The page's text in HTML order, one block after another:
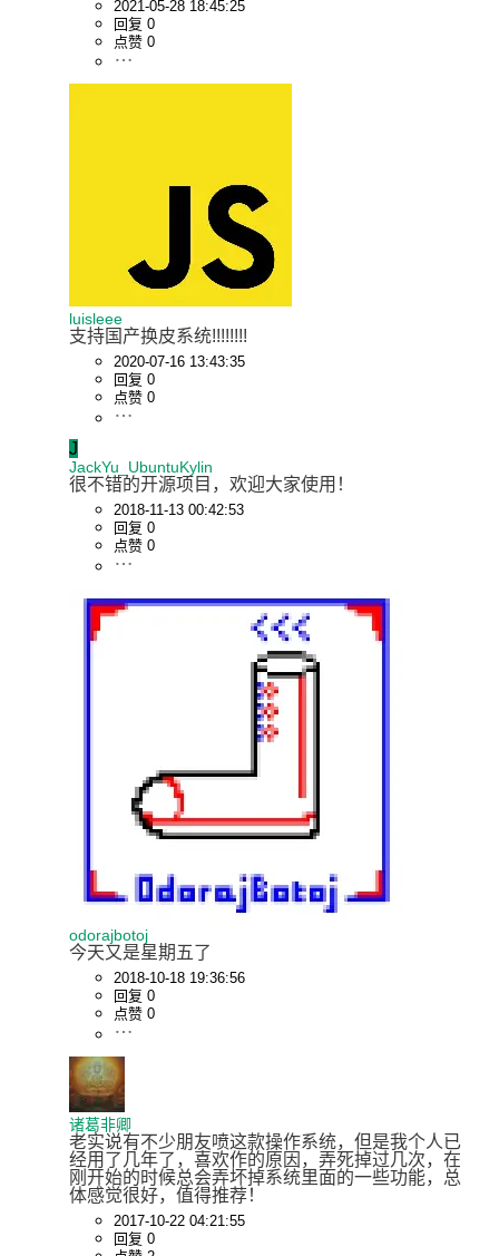
2021-05-28 18:45:25
回复 0
点赞 0
luisleee
支持国产换皮系统!!!!!!!!
2020-07-16 13:43:35
回复 0
点赞 0
J
JackYu_UbuntuKylin
很不错的开源项目，欢迎大家使用！
2018-11-13 00:42:53
回复 0
点赞 0
odorajbotoj
今天又是星期五了
2018-10-18 19:36:56
回复 0
点赞 0
诸葛非卿
老实说有不少朋友喷这款操作系统，但是我个人已
经用了几年了，喜欢作的原因，弄死掉过几次，在
刚开始的时候总会弄坏掉系统里面的一些功能，总
体感觉很好，值得推荐！
2017-10-22 04:21:55
回复 0